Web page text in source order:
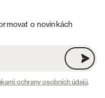
o novinkách
ochrany osobních údajů.